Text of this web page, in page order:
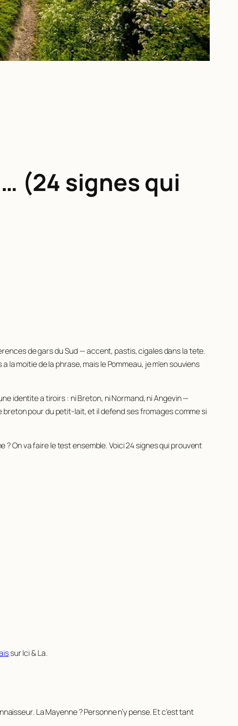
(24 signes qui
de gars du Sud — accent, pastis, cigales dans la tete.
la moitie de la phrase, mais le Pommeau, je m’en souviens
identite a tiroirs : ni Breton, ni Normand, ni Angevin —
pour du petit-lait, et il defend ses fromages comme si
? On va faire le test ensemble. Voici 24 signes qui prouvent
sur Ici & La.
La Mayenne ? Personne n’y pense. Et c’est tant